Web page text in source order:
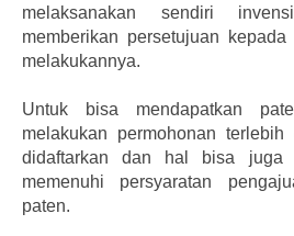
melaksanakan sendiri
memberikan persetujuan
melakukannya.
Untuk bisa mendapatkan
melakukan permohonan
didaftarkan dan hal bisa juga
memenuhi persyaratan
paten.